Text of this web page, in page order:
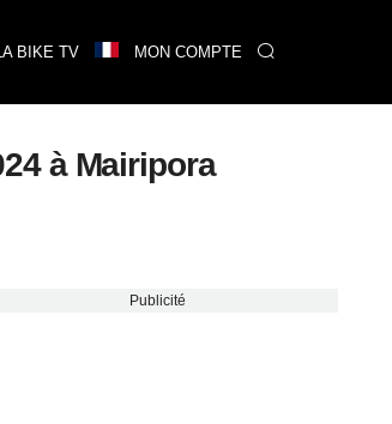
BIKE TV MON COMPTE
à Mairipora
Publicité